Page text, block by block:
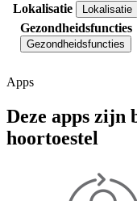
Lokalisatie Lokalisatie
Gezondheidsfuncties
Gezondheidsfuncties
Apps
Deze apps zijn
hoortoestel